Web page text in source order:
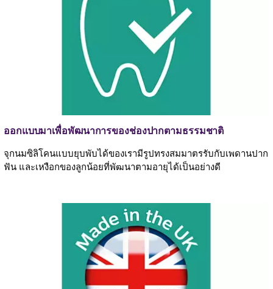
ออกแบบมาเพื่อพัฒนาการของช่องปากตามธรรมชาติ
จุกนมซิลิโคนแบบยุบพับได้ของเรามีรูปทรงสมมาตรรับกับเพดานปาก
ฟัน และเหงือกของลูกน้อยที่พัฒนาตามอายุได้เป็นอย่างดี